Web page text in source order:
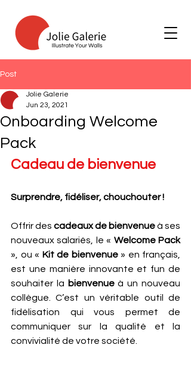
Post
Onboarding Welcome
Pack
Jolie Galerie
Jun 23, 2021
Cadeau de bienvenue
Surprendre, fidéliser, chouchouter !
Offrir des cadeaux de bienvenue à ses
nouveaux salariés, le « Welcome Pack
», ou « Kit de bienvenue » en français,
est une manière innovante et fun de
souhaiter la bienvenue à un nouveau
collègue. C’est un véritable outil de
fidélisation qui vous permet de
communiquer sur la qualité et la
convivialité de votre société.